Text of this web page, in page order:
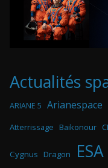
Actualités
ARIANE 5 Arianespace
Atterrissage Baikonour
Cygnus Dragon ESA